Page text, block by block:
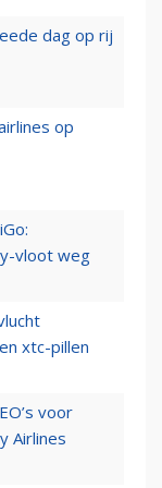
dag op rij
op
vloot weg
xtc-pillen
voor
Airlines